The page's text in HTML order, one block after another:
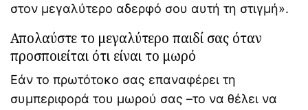
στον μεγαλύτερο αδερφό σου αυτή τη στιγμή».
Απολαύστε το μεγαλύτερο παιδί σας όταν
προσποιείται ότι είναι το μωρό
Εάν το πρωτότοκο σας επαναφέρει τη
συμπεριφορά του μωρού σας –το να θέλει να